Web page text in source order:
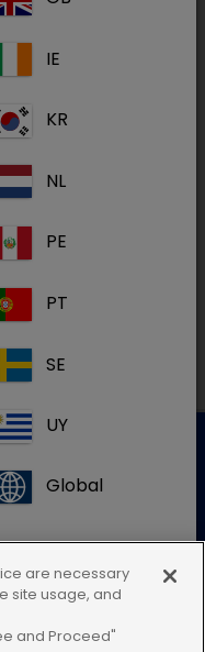
IE
KR
NL
PE
PT
SE
UY
Global
Landes
are necessary
site usage, and
and Proceed"